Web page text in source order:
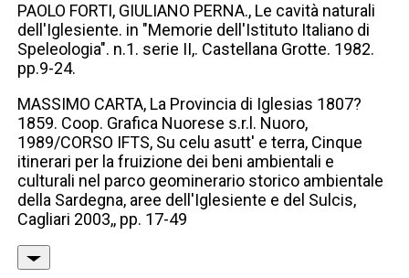
PAOLO FORTI, GIULIANO PERNA., Le cavità naturali
dell'Iglesiente. in "Memorie dell'Istituto Italiano di
Speleologia". n.1. serie II,. Castellana Grotte. 1982.
pp.9-24.
MASSIMO CARTA, La Provincia di Iglesias 1807?
1859. Coop. Grafica Nuorese s.r.l. Nuoro,
1989/CORSO IFTS, Su celu asutt' e terra, Cinque
itinerari per la fruizione dei beni ambientali e
culturali nel parco geominerario storico ambientale
della Sardegna, aree dell'Iglesiente e del Sulcis,
Cagliari 2003,, pp. 17-49